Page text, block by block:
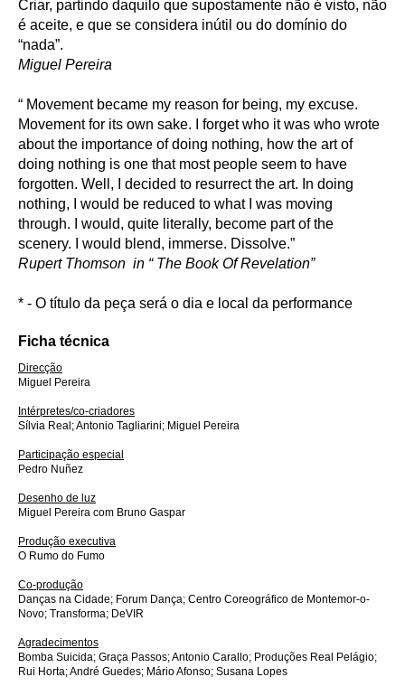
Criar, partindo daquilo que supostamente não é visto, não
é aceite, e que se considera inútil ou do domínio do
“nada”.
Miguel Pereira
“ Movement became my reason for being, my excuse.
Movement for its own sake. I forget who it was who wrote
about the importance of doing nothing, how the art of
doing nothing is one that most people seem to have
forgotten. Well, I decided to resurrect the art. In doing
nothing, I would be reduced to what I was moving
through. I would, quite literally, become part of the
scenery. I would blend, immerse. Dissolve.”
Rupert Thomson in “ The Book Of Revelation”
* - O título da peça será o dia e local da performance
Ficha técnica
Direcção
Miguel Pereira
Intérpretes/co-criadores
Sílvia Real; Antonio Tagliarini; Miguel Pereira
Participação especial
Pedro Nuñez
Desenho de luz
Miguel Pereira com Bruno Gaspar
Produção executiva
O Rumo do Fumo
Co-produção
Danças na Cidade; Forum Dança; Centro Coreográfico de Montemor-o-
Novo; Transforma; DeVIR
Agradecimentos
Bomba Suicida; Graça Passos; Antonio Carallo; Produções Real Pelágio;
Rui Horta; André Guedes; Mário Afonso; Susana Lopes